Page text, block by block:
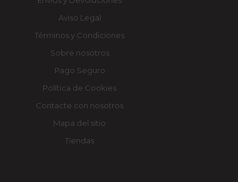
Aviso Legal
Términos y Condiciones
Sobre nosotros
Pago Seguro
Política de Cookies
Contacte con nosotros
Mapa del sitio
Tiendas